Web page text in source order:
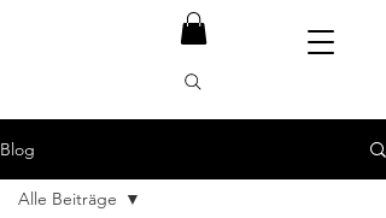
Blog
Alle Beiträge